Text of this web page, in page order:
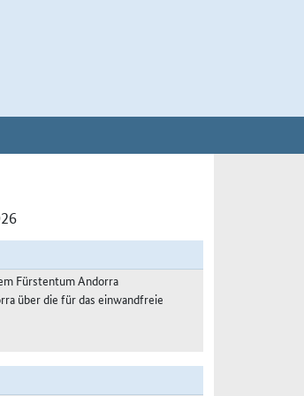
Fürstentum Andorra
über die für das einwandfreie